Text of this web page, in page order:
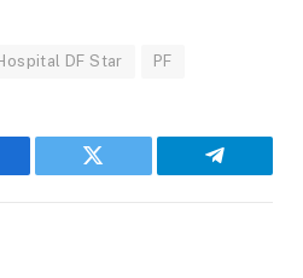
DF Star PF
Twitter Telegram